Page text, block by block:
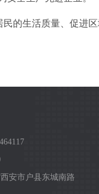
的生活质量、促进
安市户县东城南路